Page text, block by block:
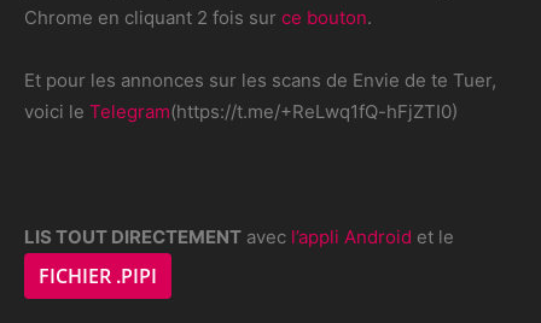
Chrome en cliquant 2 fois sur ce bouton.
Et pour les annonces sur les scans de Envie de te Tuer,
voici le Telegram(https://t.me/+ReLwq1fQ-hFjZTI0)
LIS TOUT DIRECTEMENT avec l’appli Android et le
FICHIER .PIPI